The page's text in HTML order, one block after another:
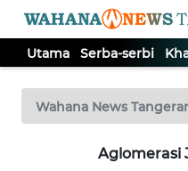
Utama Serba-serbi
Wahana News
Aglomerasi
TV
Tutup